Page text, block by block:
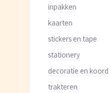
inpakken
kaarten
stickers en tape
stationery
decoratie en koord
trakteren